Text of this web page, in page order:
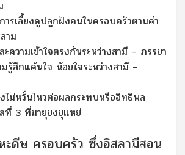
ารเลี้ยงดูปลูกฝังคนในครอบครัวตามคำ
าม
ความเข้าใจตรงกันระหว่างสามี – ภรรยา
รู้สึกแค้นใจ น้อยใจระหว่างสามี –
ไม่หวั่นไหวต่อผลกระทบหรืออิทธิพล
ที่ 3 ที่มายุยงยุแหย่
ดีษ ครอบครัว ซึ่งอิสลามีสอน